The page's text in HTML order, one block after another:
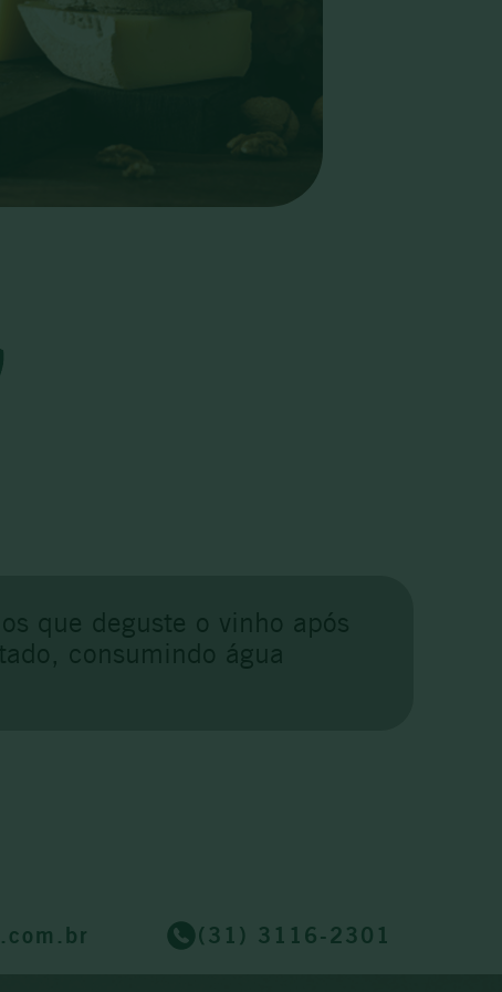
que deguste o vinho após
consumindo água
(31) 3116-2301